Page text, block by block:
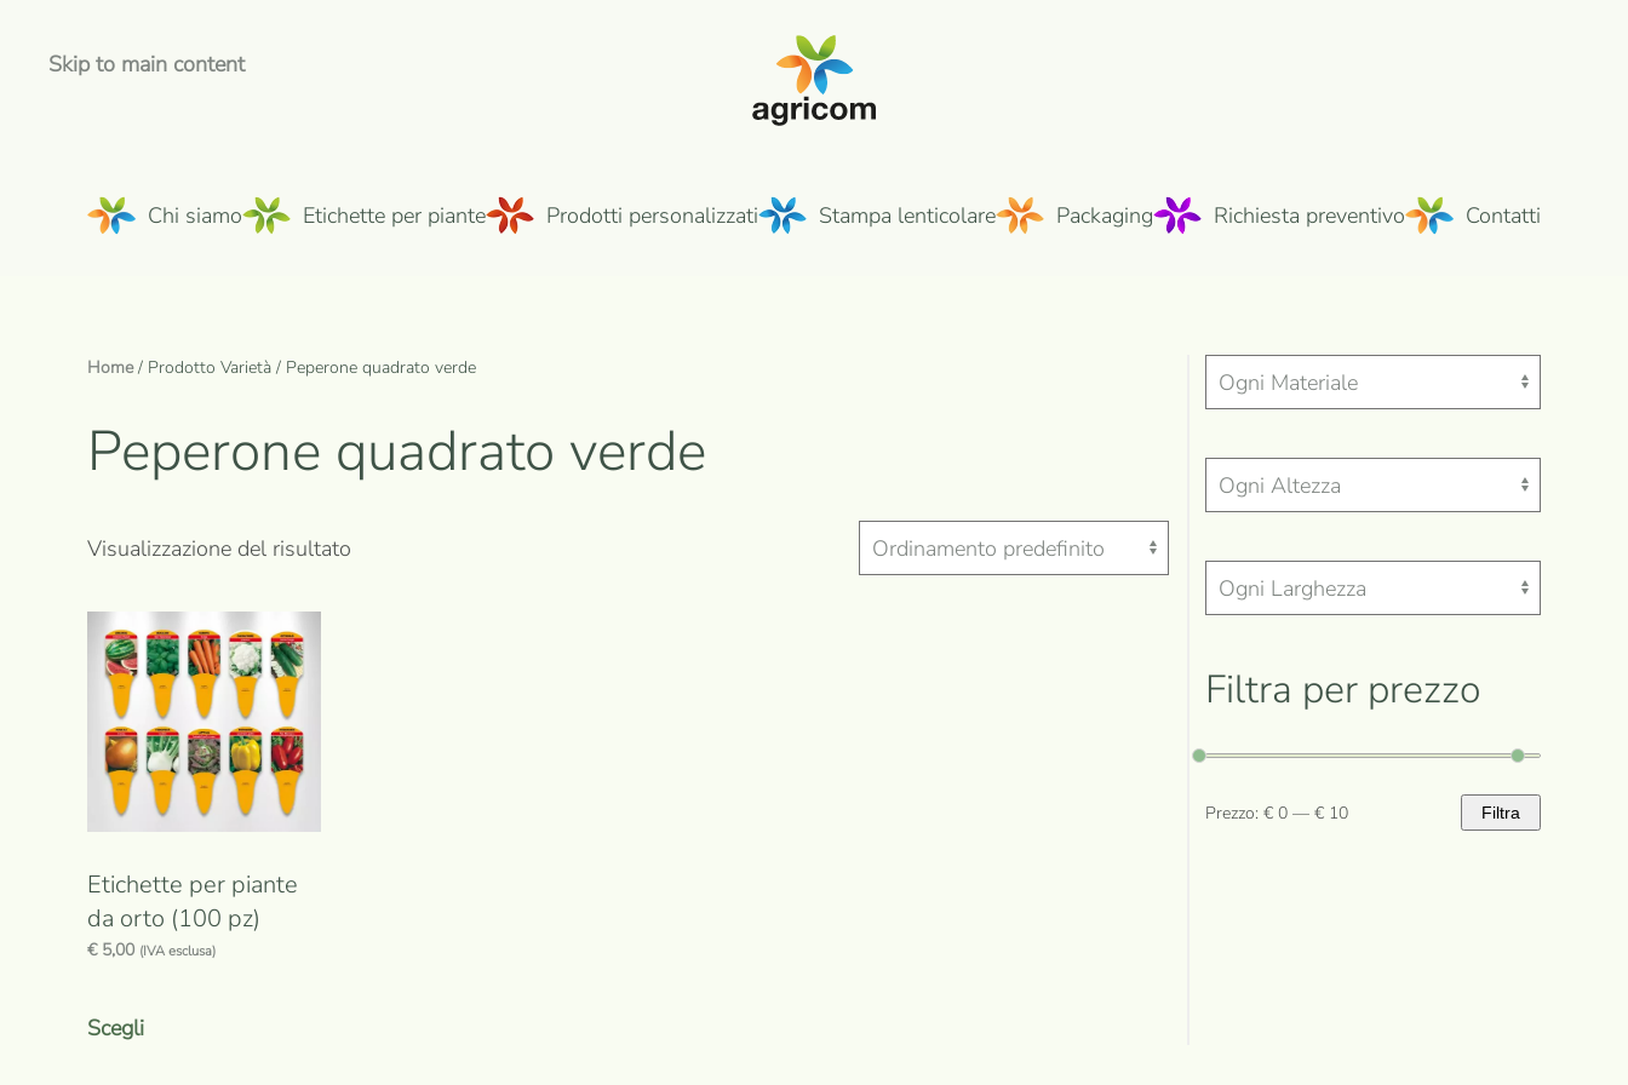
Skip to main content
Chi siamo Etichette per piante Prodotti personalizzati Stampa lenticolare Packaging Richiesta preventivo Contatti
Home/ Prodotto Varietà / Peperone quadrato verde
Peperone quadrato verde
Visualizzazione del risultato
Etichette per piante
da orto (100 pz)
€5,00 (IVA esclusa)
Scegliprodotto
Filtra per prezzo
Prezzo
Prezzo
Filtra
Prezzo: € 0— € 10